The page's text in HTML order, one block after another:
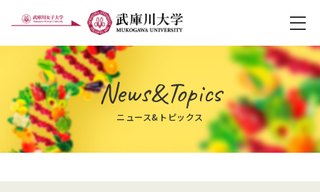
News&Topics
ニュース&トピックス